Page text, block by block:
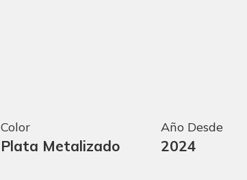
Color
Plata Metalizado
Año Desde
2024